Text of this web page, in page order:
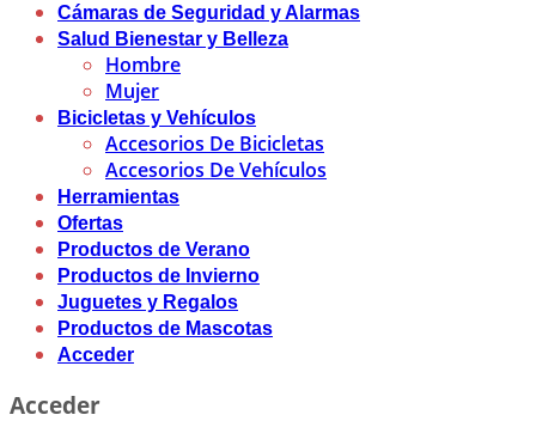
Cámaras de Seguridad y Alarmas
Salud Bienestar y Belleza
Hombre
Mujer
Bicicletas y Vehículos
Accesorios De Bicicletas
Accesorios De Vehículos
Herramientas
Ofertas
Productos de Verano
Productos de Invierno
Juguetes y Regalos
Productos de Mascotas
Acceder
Acceder